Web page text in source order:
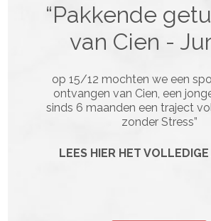
“Pakkende
van Cien -
op 15/12 mochten we een
ontvangen van Cien, een
sinds 6 maanden een traject
zonder Stress”
LEES HIER HET